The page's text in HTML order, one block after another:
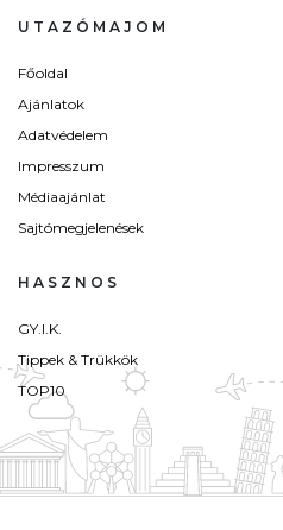
UTAZÓMAJOM
Főoldal
Ajánlatok
Adatvédelem
Impresszum
Médiaajánlat
Sajtómegjelenések
HASZNOS
GY.I.K.
Tippek & Trükkök
TOP10